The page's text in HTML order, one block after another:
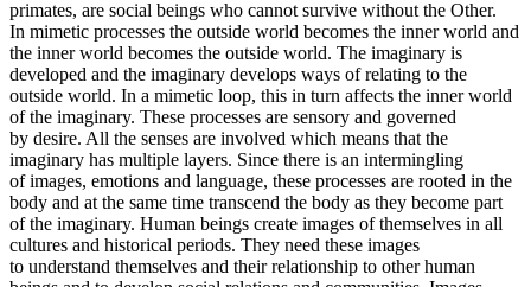
primates, are social beings who cannot survive without the Other.
In mimetic processes the outside world becomes the inner world and
the inner world becomes the outside world. The imaginary is
developed and the imaginary develops ways of relating to the
outside world. In a mimetic loop, this in turn affects the inner world
of the imaginary. These processes are sensory and governed
by desire. All the senses are involved which means that the
imaginary has multiple layers. Since there is an intermingling
of images, emotions and language, these processes are rooted in the
body and at the same time transcend the body as they become part
of the imaginary. Human beings create images of themselves in all
cultures and historical periods. They need these images
to understand themselves and their relationship to other human